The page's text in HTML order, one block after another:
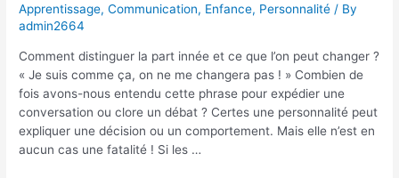
Apprentissage,Communication, Enfance, Personnalité / By
admin2664
Comment distinguer la part innée et ce que l’on peut changer ?
« Je suis comme ça, on ne me changera pas ! » Combien de
fois avons-nous entendu cette phrase pour expédier une
conversation ou clore un débat ? Certes une personnalité peut
expliquer une décision ou un comportement. Mais elle n’est en
aucun cas une fatalité ! Si les …